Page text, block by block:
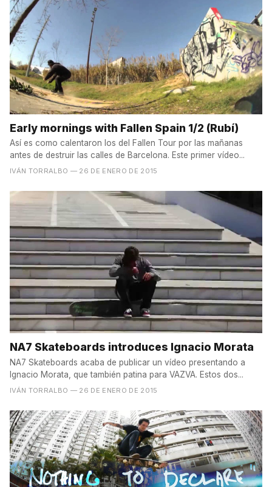
Early mornings with Fallen Spain 1/2 (Rubí)
Así es como calentaron los del Fallen Tour por las mañanas
antes de destruir las calles de Barcelona. Este primer vídeo...
IVÁN TORRALBO — 26 DE ENERO DE 2015
NA7 Skateboards introduces Ignacio Morata
NA7 Skateboards acaba de publicar un vídeo presentando a
Ignacio Morata, que también patina para VAZVA. Estos dos...
IVÁN TORRALBO — 26 DE ENERO DE 2015